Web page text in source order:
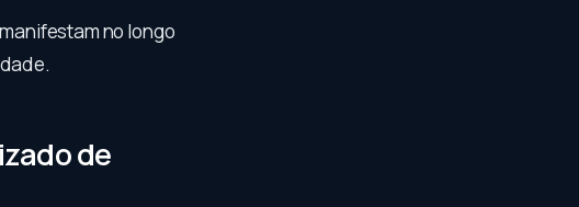
no longo
de